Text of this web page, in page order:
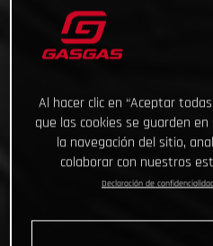
Al hacer clic en “Aceptar
que las cookies se guarden
la navegación del sitio,
colaborar con nuestros
Declaración de